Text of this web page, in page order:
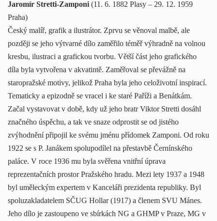
Jaromír Stretti-Zamponi (11. 6. 1882 Plasy – 29. 12. 1959
Praha)
Český malíř, grafik a ilustrátor. Zprvu se věnoval malbě, ale
později se jeho výtvarné dílo zaměřilo téměř výhradně na volnou
kresbu, ilustraci a grafickou tvorbu. Větší část jeho grafického
díla byla vytvořena v akvatintě. Zaměřoval se převážně na
staropražské motivy, jelikož Praha byla jeho celoživotní inspirací.
Tematicky a epizodně se vracel i ke staré Paříži a Benátkám.
Začal vystavovat v době, kdy už jeho bratr Viktor Stretti dosáhl
značného úspěchu, a tak ve snaze odprostit se od jistého
zvýhodnění připojil ke svému jménu přídomek Zamponi. Od roku
1922 se s P. Janákem spolupodílel na přestavbě Černínského
paláce. V roce 1936 mu byla svěřena vnitřní úprava
reprezentačních prostor Pražského hradu. Mezi lety 1937 a 1948
byl uměleckým expertem v Kanceláři prezidenta republiky. Byl
spoluzakladatelem SČUG Hollar (1917) a členem SVU Mánes.
Jeho dílo je zastoupeno ve sbírkách NG a GHMP v Praze, MG v